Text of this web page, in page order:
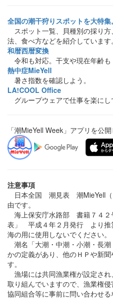
全国の潮干狩りスポットを大特集。
スポット一覧、貝種別の採り
法、食べ方などを紹介しています。
和暦西暦変換
令和も対応。干支や現在年齢も
熱中症MieYell
暑さ指数を確認しよう。
LA!COOL Office
グループウェアで仕事を楽にし
「潮MieYell Week」アプリを公
注意事項
日本全国 潮見表 潮MieYell（
由です。
海上保安庁水路部 書籍７４
表」 平成４年２月発行 より推
海の用に使用しないでください。
潮名「大潮・中潮・小潮・長
かの定義があり、他のＨＰや新
す。
漁場には共同漁業権が設定さ
取り組んでいますので、漁業権
協同組合等に事前に問い合わせる